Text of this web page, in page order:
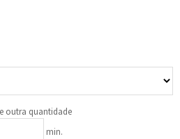
outra quantidade
min.